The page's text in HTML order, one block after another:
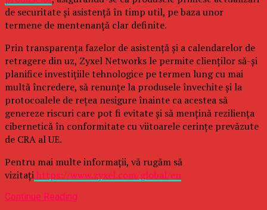
de securitate și asistență în timp util, pe baza unor
termene de mentenanță clar definite.
Prin transparența fazelor de asistență și a calendarelor de
retragere din uz, Zyxel Networks le permite clienților să-și
planifice investițiile tehnologice pe termen lung cu mai
multă încredere, să renunțe la produsele învechite și la
protocoalele de rețea nesigure înainte ca acestea să
genereze riscuri care pot fi evitate și să mențină reziliența
cibernetică în conformitate cu viitoarele cerințe prevăzute
de CRA al UE.
Pentru mai multe informații, vă rugăm să
vizitațihttps://www.zyxel.com/global/en
Continue Reading